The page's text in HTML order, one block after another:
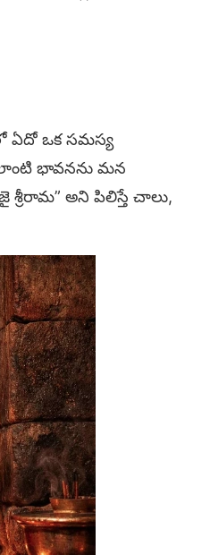
ఏదో ఒక సమస్య
భావనను మన
అని పిలిస్తే చాలు,